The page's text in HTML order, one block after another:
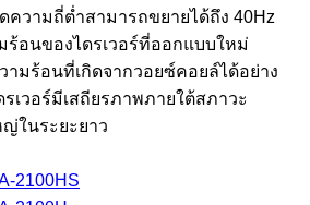
ความถี่ต่ำสามารถขยายได้ถึง 40Hz
ร้อนของไดรเวอร์ที่ออกแบบใหม่
ามร้อนที่เกิดจากวอยซ์คอยล์ได้อย่าง
รเวอร์มีเสถียรภาพภายใต้สภาวะ
ในระยะยาว
2100HS